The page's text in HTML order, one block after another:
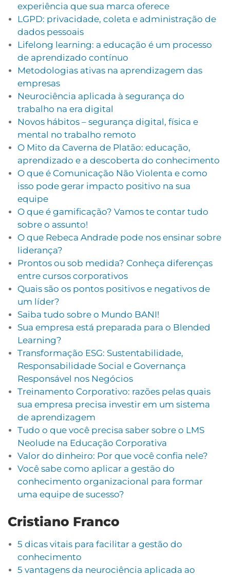
experiência que sua marca oferece
LGPD: privacidade, coleta e administração de
dados pessoais
Lifelong learning: a educação é um processo
de aprendizado contínuo
Metodologias ativas na aprendizagem das
empresas
Neurociência aplicada à segurança do
trabalho na era digital
Novos hábitos – segurança digital, física e
mental no trabalho remoto
O Mito da Caverna de Platão: educação,
aprendizado e a descoberta do conhecimento
O que é Comunicação Não Violenta e como
isso pode gerar impacto positivo na sua
equipe
O que é gamificação? Vamos te contar tudo
sobre o assunto!
O que Rebeca Andrade pode nos ensinar sobre
liderança?
Prontos ou sob medida? Conheça diferenças
entre cursos corporativos
Quais são os pontos positivos e negativos de
um líder?
Saiba tudo sobre o Mundo BANI!
Sua empresa está preparada para o Blended
Learning?
Transformação ESG: Sustentabilidade,
Responsabilidade Social e Governança
Responsável nos Negócios
Treinamento Corporativo: razões pelas quais
sua empresa precisa investir em um sistema
de aprendizagem
Tudo o que você precisa saber sobre o LMS
Neolude na Educação Corporativa
Valor do dinheiro: Por que você confia nele?
Você sabe como aplicar a gestão do
conhecimento organizacional para formar
uma equipe de sucesso?
Cristiano Franco
5 dicas vitais para facilitar a gestão do
conhecimento
5 vantagens da neurociência aplicada ao